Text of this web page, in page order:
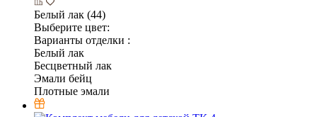
Белый лак (44)
Выберите цвет:
Варианты отделки :
Белый лак
Бесцветный лак
Эмали бейц
Плотные эмали